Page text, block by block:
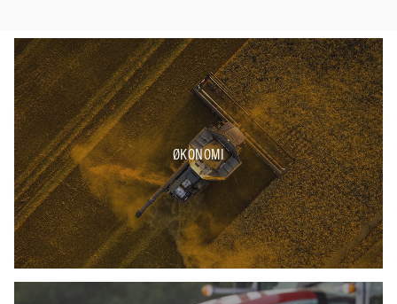
ØKONOMI